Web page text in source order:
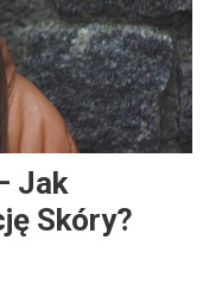
Jak
Skóry?